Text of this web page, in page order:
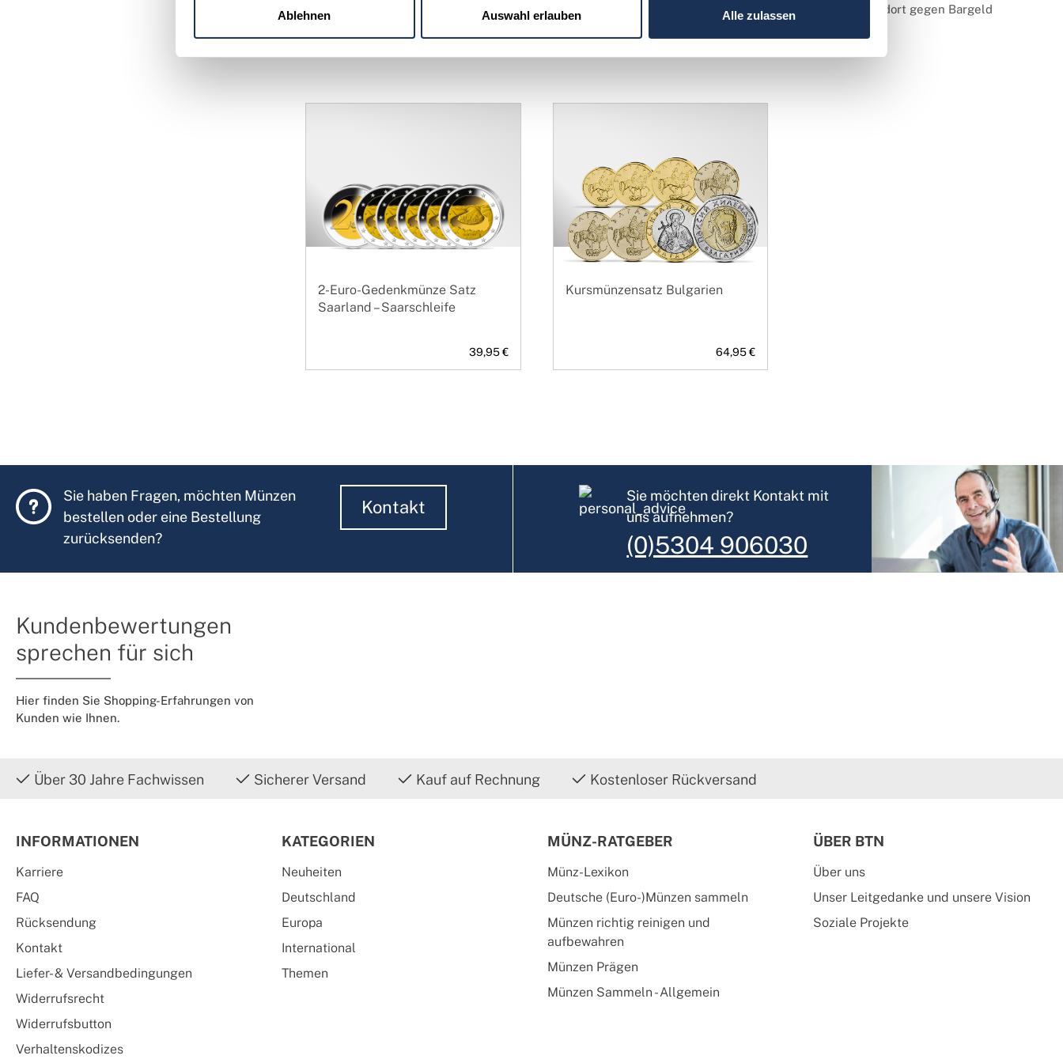
Ablehnen Auswahl erlauben Alle zulassen
Nein, Casino-Jetons sind ausschließlich in dem Casino gültig, das sie ausgegeben hat. Sie können dort gegen Bargeld
2-Euro-Gedenkmünze Satz
Saarland – Saarschleife
39,95 €
Kursmünzensatz Bulgarien
64,95 €
Sie haben Fragen, möchten Münzen
bestellen oder eine Bestellung
zurücksenden?
Kontakt
Sie möchten direkt Kontakt mit
uns aufnehmen?
(0)5304 906030
Kundenbewertungen
sprechen für sich
Hier finden Sie Shopping-Erfahrungen von
Kunden wie Ihnen.
Über 30 Jahre Fachwissen Sicherer Versand Kauf auf Rechnung Kostenloser Rückversand
INFORMATIONEN
Karriere
FAQ
Rücksendung
Kontakt
Liefer- & Versandbedingungen
Widerrufsrecht
Widerrufsbutton
Verhaltenskodizes
KATEGORIEN
Neuheiten
Deutschland
Europa
International
Themen
MÜNZ-RATGEBER
Münz-Lexikon
Deutsche (Euro-)Münzen sammeln
Münzen richtig reinigen und
aufbewahren
Münzen Prägen
Münzen Sammeln - Allgemein
ÜBER BTN
Über uns
Unser Leitgedanke und unsere Vision
Soziale Projekte